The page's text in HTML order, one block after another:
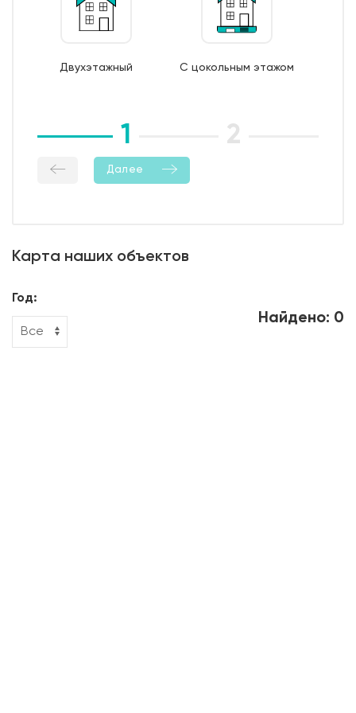
7. Монтаж опалубки из обрезной доски;
влажностный режима);
Двухэтажный С цокольным этажом
1 2
Далее
Карта наших объектов
Год:
Найдено: 0